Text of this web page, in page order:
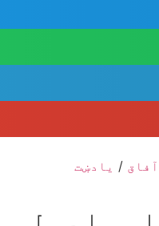
آفاق / یادښت